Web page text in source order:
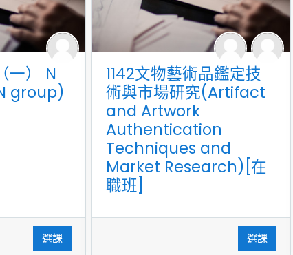
一） N
group)
選課
1142文物藝術品鑑定技
術與市場研究(Artifact
and Artwork
Authentication
Techniques and
Market Research)[在
職班]
選課